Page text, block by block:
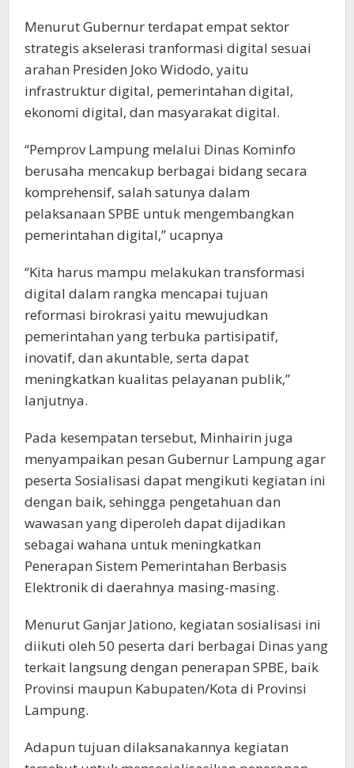
Menurut Gubernur terdapat empat sektor
strategis akselerasi tranformasi digital sesuai
arahan Presiden Joko Widodo, yaitu
infrastruktur digital, pemerintahan digital,
ekonomi digital, dan masyarakat digital.
“Pemprov Lampung melalui Dinas Kominfo
berusaha mencakup berbagai bidang secara
komprehensif, salah satunya dalam
pelaksanaan SPBE untuk mengembangkan
pemerintahan digital,” ucapnya
“Kita harus mampu melakukan transformasi
digital dalam rangka mencapai tujuan
reformasi birokrasi yaitu mewujudkan
pemerintahan yang terbuka partisipatif,
inovatif, dan akuntable, serta dapat
meningkatkan kualitas pelayanan publik,”
lanjutnya.
Pada kesempatan tersebut, Minhairin juga
menyampaikan pesan Gubernur Lampung agar
peserta Sosialisasi dapat mengikuti kegiatan ini
dengan baik, sehingga pengetahuan dan
wawasan yang diperoleh dapat dijadikan
sebagai wahana untuk meningkatkan
Penerapan Sistem Pemerintahan Berbasis
Elektronik di daerahnya masing-masing.
Menurut Ganjar Jationo, kegiatan sosialisasi ini
diikuti oleh 50 peserta dari berbagai Dinas yang
terkait langsung dengan penerapan SPBE, baik
Provinsi maupun Kabupaten/Kota di Provinsi
Lampung.
Adapun tujuan dilaksanakannya kegiatan